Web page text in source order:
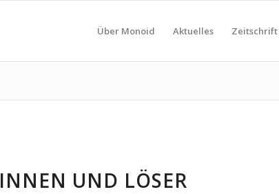
Über Monoid Aktuelles Zeitschrift
UND LÖSER